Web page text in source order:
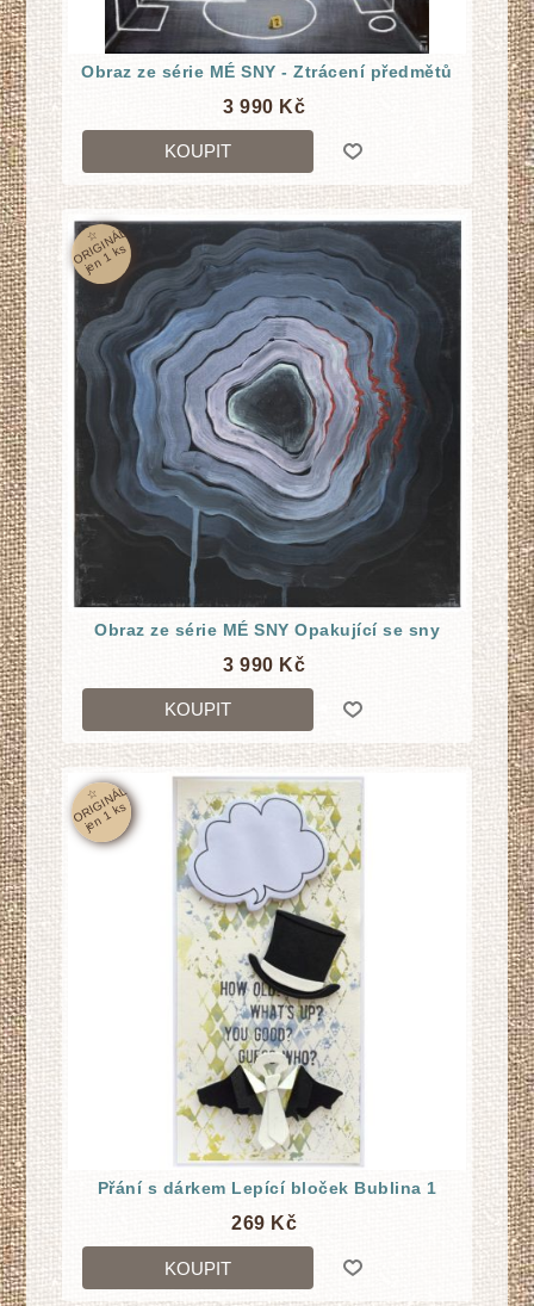
Obraz ze série MÉ SNY - Ztrácení předmětů
3 990 Kč
KOUPIT
☆
O
RI
GI
N
Á
L
j
e
n
1
k
s
Obraz ze série MÉ SNY Opakující se sny
3 990 Kč
KOUPIT
☆
O
RI
GI
N
Á
L
j
e
n
1
k
s
Přání s dárkem Lepící bloček Bublina 1
269 Kč
KOUPIT